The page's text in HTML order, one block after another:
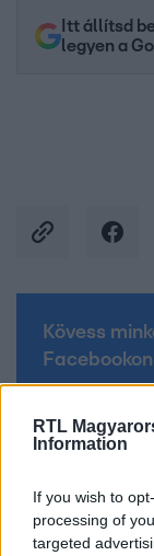
RTL
Information
If you wish to
processing of
targeted
Itt állítsd
legyen a
Kövess